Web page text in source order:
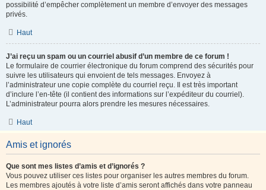
possibilité d’empêcher complètement un membre d’envoyer des messages
privés.
Haut
J’ai reçu un spam ou un courriel abusif d’un membre de ce forum !
Le formulaire de courrier électronique du forum comprend des sécurités pour
suivre les utilisateurs qui envoient de tels messages. Envoyez à
l’administrateur une copie complète du courriel reçu. Il est très important
d’inclure l’en-tête (il contient des informations sur l’expéditeur du courriel).
L’administrateur pourra alors prendre les mesures nécessaires.
Haut
Amis et ignorés
Que sont mes listes d’amis et d’ignorés ?
Vous pouvez utiliser ces listes pour organiser les autres membres du forum.
Les membres ajoutés à votre liste d’amis seront affichés dans votre panneau